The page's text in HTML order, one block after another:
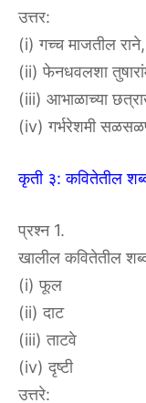
उत्तर:
(i) गच्च माजतील
(ii) फेनधवलशा
(iii) आभाळाच्या
(iv) गर्भरेशमी
कृती ३: कवितेतील
प्रश्न 1.
खालील कवितेतील
(i) फूल
(ii) दाट
(iii) ताटवे
(iv) दृष्टी
उत्तरे: